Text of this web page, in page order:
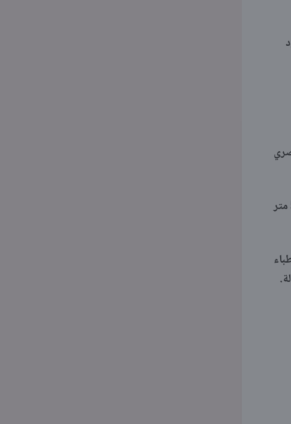
كما كشفت شهادات شهود عيان أن الطفل تعرض للإغماء وسقط في حمام السباحة بعد إنهائه سباق 50 متر